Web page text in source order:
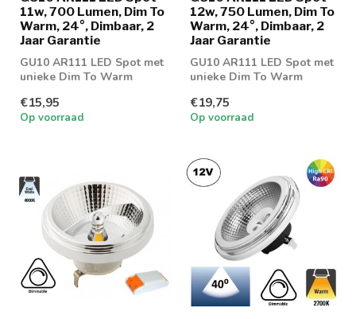
11w, 700 Lumen, Dim To
Warm, 24°, Dimbaar, 2
Jaar Garantie
GU10 AR111 LED Spot met
unieke Dim To Warm
€15,95
Op voorraad
12w, 750 Lumen, Dim To
Warm, 24°, Dimbaar, 2
Jaar Garantie
GU10 AR111 LED Spot met
unieke Dim To Warm
€19,75
Op voorraad